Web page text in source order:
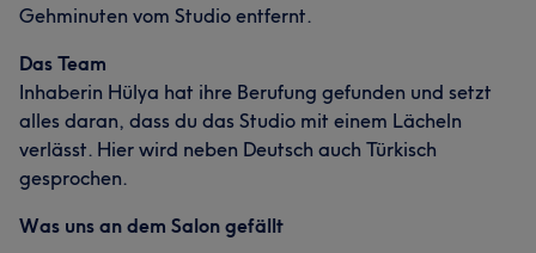
Gehminuten vom Studio entfernt.
Das Team
Inhaberin Hülya hat ihre Berufung gefunden und setzt
alles daran, dass du das Studio mit einem Lächeln
verlässt. Hier wird neben Deutsch auch Türkisch
gesprochen.
Was uns an dem Salon gefällt